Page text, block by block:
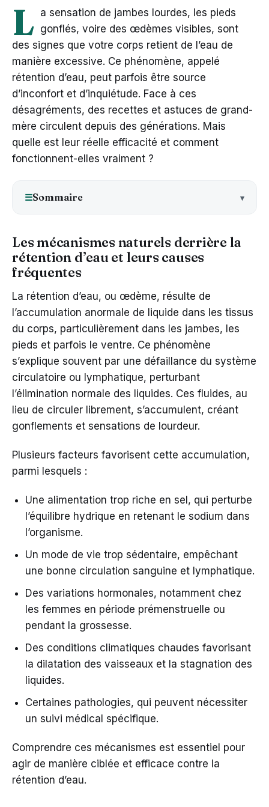
L a sensation de jambes lourdes, les pieds
gonflés, voire des œdèmes visibles, sont
des signes que votre corps retient de l’eau de
manière excessive. Ce phénomène, appelé
rétention d’eau, peut parfois être source
d’inconfort et d’inquiétude. Face à ces
désagréments, des recettes et astuces de grand-
mère circulent depuis des générations. Mais
quelle est leur réelle efficacité et comment
fonctionnent-elles vraiment ?
☰Sommaire
Les mécanismes naturels derrière la
rétention d’eau et leurs causes
fréquentes
La rétention d’eau, ou œdème, résulte de
l’accumulation anormale de liquide dans les tissus
du corps, particulièrement dans les jambes, les
pieds et parfois le ventre. Ce phénomène
s’explique souvent par une défaillance du système
circulatoire ou lymphatique, perturbant
l’élimination normale des liquides. Ces fluides, au
lieu de circuler librement, s’accumulent, créant
gonflements et sensations de lourdeur.
Plusieurs facteurs favorisent cette accumulation,
parmi lesquels :
Une alimentation trop riche en sel, qui perturbe
l’équilibre hydrique en retenant le sodium dans
l’organisme.
Un mode de vie trop sédentaire, empêchant
une bonne circulation sanguine et lymphatique.
Des variations hormonales, notamment chez
les femmes en période prémenstruelle ou
pendant la grossesse.
Des conditions climatiques chaudes favorisant
la dilatation des vaisseaux et la stagnation des
liquides.
Certaines pathologies, qui peuvent nécessiter
un suivi médical spécifique.
Comprendre ces mécanismes est essentiel pour
agir de manière ciblée et efficace contre la
rétention d’eau.